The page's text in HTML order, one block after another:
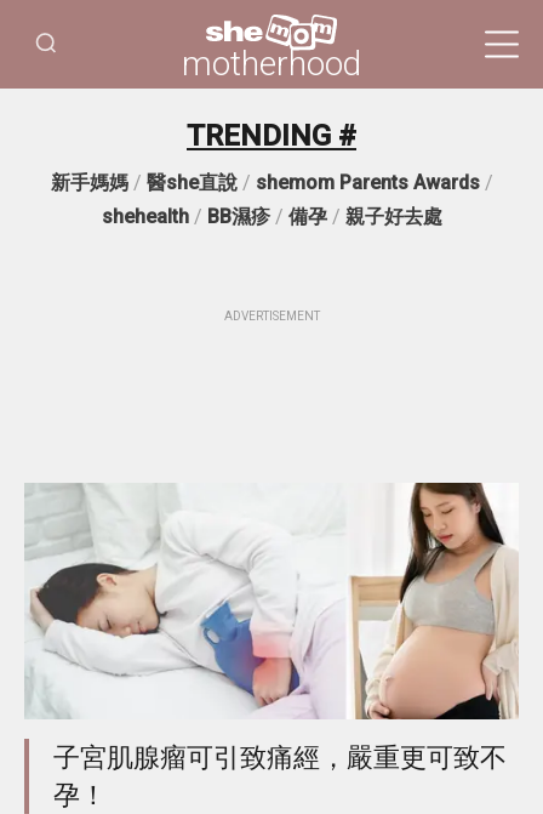
motherhood
TRENDING #
新手媽媽/ 醫she直說/ shemom Parents Awards/
shehealth/ BB濕疹/ 備孕/ 親子好去處
ADVERTISEMENT
子宮肌腺瘤可引致痛經，嚴重更可致不
孕！